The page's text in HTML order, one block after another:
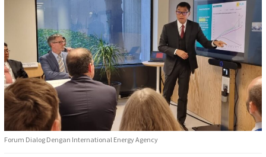
Forum Dialog Dengan International Energy Agency